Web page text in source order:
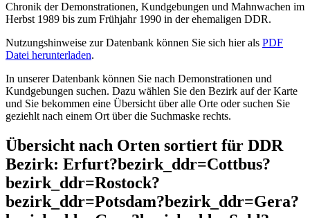
Chronik der Demonstrationen, Kundgebungen und Mahnwachen im
Herbst 1989 bis zum Frühjahr 1990 in der ehemaligen DDR.
Nutzungshinweise zur Datenbank können Sie sich hier als PDF
Datei herunterladen.
In unserer Datenbank können Sie nach Demonstrationen und
Kundgebungen suchen. Dazu wählen Sie den Bezirk auf der Karte
und Sie bekommen eine Übersicht über alle Orte oder suchen Sie
geziehlt nach einem Ort über die Suchmaske rechts.
Übersicht nach Orten sortiert für DDR
Bezirk: Erfurt?bezirk_ddr=Cottbus?
bezirk_ddr=Rostock?
bezirk_ddr=Potsdam?bezirk_ddr=Gera?